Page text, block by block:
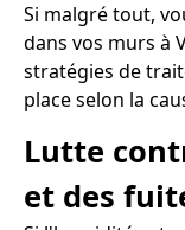
Si malgré tout,
dans vos murs à
stratégies de
place selon la
Lutte
et des